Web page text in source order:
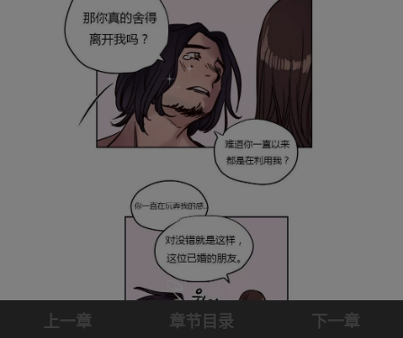
上一章 章节目录 下一章